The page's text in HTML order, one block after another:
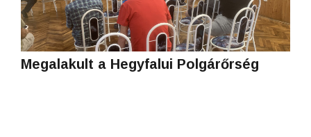
Megalakult a Hegyfalui Polgárőrség